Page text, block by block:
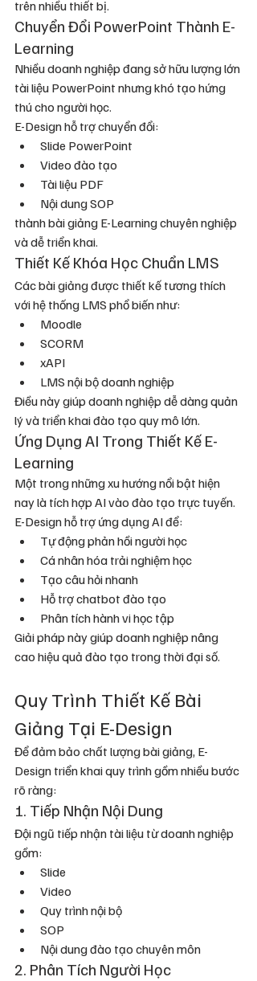
trên nhiều thiết bị.
Chuyển Đổi PowerPoint Thành E-
Learning
Nhiều doanh nghiệp đang sở hữu lượng lớn
tài liệu PowerPoint nhưng khó tạo hứng
thú cho người học.
E-Design hỗ trợ chuyển đổi:
Slide PowerPoint
Video đào tạo
Tài liệu PDF
Nội dung SOP
thành bài giảng E-Learning chuyên nghiệp
và dễ triển khai.
Thiết Kế Khóa Học Chuẩn LMS
Các bài giảng được thiết kế tương thích
với hệ thống LMS phổ biến như:
Moodle
SCORM
xAPI
LMS nội bộ doanh nghiệp
Điều này giúp doanh nghiệp dễ dàng quản
lý và triển khai đào tạo quy mô lớn.
Ứng Dụng AI Trong Thiết Kế E-
Learning
Một trong những xu hướng nổi bật hiện
nay là tích hợp AI vào đào tạo trực tuyến.
E-Design hỗ trợ ứng dụng AI để:
Tự động phản hồi người học
Cá nhân hóa trải nghiệm học
Tạo câu hỏi nhanh
Hỗ trợ chatbot đào tạo
Phân tích hành vi học tập
Giải pháp này giúp doanh nghiệp nâng
cao hiệu quả đào tạo trong thời đại số.
Quy Trình Thiết Kế Bài
Giảng Tại E-Design
Để đảm bảo chất lượng bài giảng, E-
Design triển khai quy trình gồm nhiều bước
rõ ràng:
1. Tiếp Nhận Nội Dung
Đội ngũ tiếp nhận tài liệu từ doanh nghiệp
gồm:
Slide
Video
Quy trình nội bộ
SOP
Nội dung đào tạo chuyên môn
2. Phân Tích Người Học